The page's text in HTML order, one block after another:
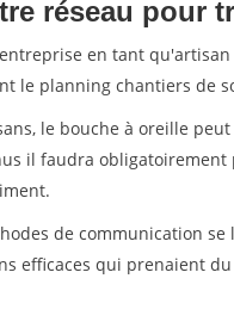
réseau pour
en tant
le planning chantiers de
le bouche à oreille
il faudra
de communication
efficaces qui prenaient